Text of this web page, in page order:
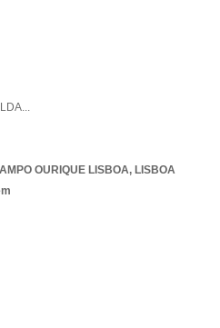
LDA...
OURIQUE LISBOA, LISBOA